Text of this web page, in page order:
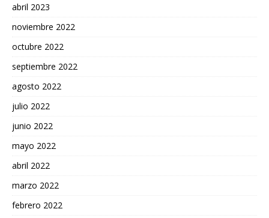
abril 2023
noviembre 2022
octubre 2022
septiembre 2022
agosto 2022
julio 2022
junio 2022
mayo 2022
abril 2022
marzo 2022
febrero 2022